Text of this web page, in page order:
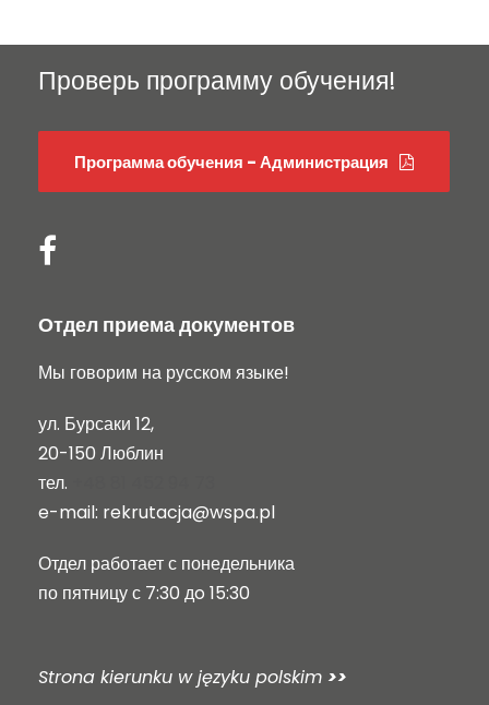
Проверь программу обучения!
Программа обучения - Администрация
Отдел приема документов
Мы говорим на русском языке!
ул. Бурсаки 12,
20-150 Люблин
тел.
e-mail: rekrutacja@wspa.pl
Отдел работает с понедельника
по пятницу с 7:30 дo 15:30
Strona kierunku w języku polskim >>